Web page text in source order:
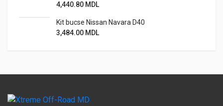
4,440.80 MDL
Kit bucse Nissan Navara D40
3,484.00 MDL